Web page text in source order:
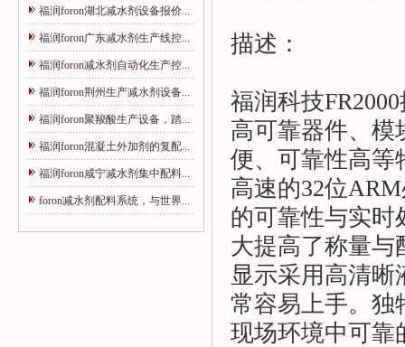
福润foron湖北减水剂设备报价...
福润foron广东减水剂生产线控...
福润foron减水剂自动化生产控...
福润foron荆州生产减水剂设备...
福润foron聚羧酸生产设备，踏...
福润foron混凝土外加剂的复配...
福润foron咸宁减水剂集中配料...
foron减水剂配料系统，与世界...
描述：
福润科技
高可靠器件、模
便、可靠性高等
高速的32位
的可靠性与实时
大提高了称量与
显示采用高清
常容易上手。独
现场环境中可靠